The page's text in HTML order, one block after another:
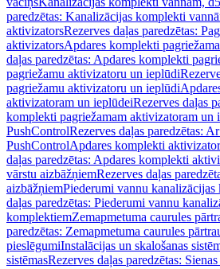
paredzētas: Kanalizācijas komplekti
aktivizatorsRezerves daļas paredzētas:
aktivizatorsApdares komplekti
daļas paredzētas: Apdares komplekti
pagriežamu aktivizatoru un ieplūdi
pagriežamu aktivizatoru un ieplūdi
aktivizatoram un ieplūdeiRezerves daļas
komplekti pagriežamam aktivizatoram un
PushControlRezerves daļas paredzētas:
PushControlApdares komplekti
daļas paredzētas: Apdares komplekti
vārstu aizbāžņiemRezerves daļas
aizbāžņiemPiederumi vannu
daļas paredzētas: Piederumi vannu
komplektiemZemapmetuma caurules
paredzētas: Zemapmetuma caurules
pieslēgumiInstalācijas un skalošanas
sistēmasRezerves daļas paredzētas: Sienas